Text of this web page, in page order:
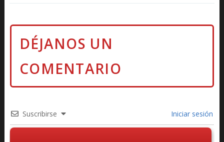
Suscribirse Iniciar sesión